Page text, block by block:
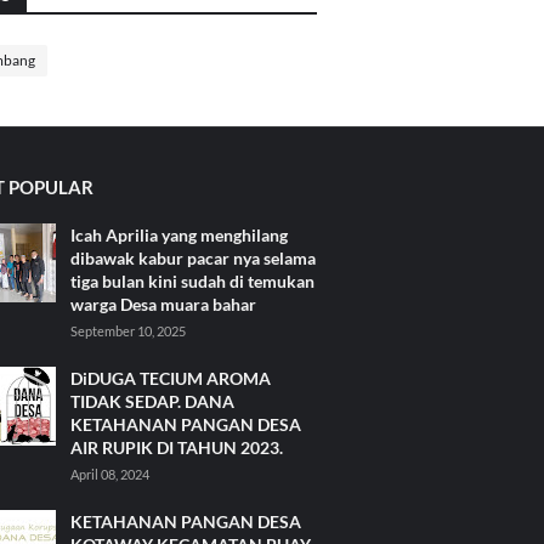
POPULAR
Icah Aprilia yang menghilang
dibawak kabur pacar nya selama
tiga bulan kini sudah di temukan
warga Desa muara bahar
September 10, 2025
DiDUGA TECIUM AROMA
TIDAK SEDAP. DANA
KETAHANAN PANGAN DESA
AIR RUPIK DI TAHUN 2023.
April 08, 2024
KETAHANAN PANGAN DESA